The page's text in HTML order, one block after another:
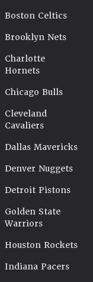
Boston Celtics
Brooklyn Nets
Charlotte
Hornets
Chicago Bulls
Cleveland
Cavaliers
Dallas Mavericks
Denver Nuggets
Detroit Pistons
Golden State
Warriors
Houston Rockets
Indiana Pacers